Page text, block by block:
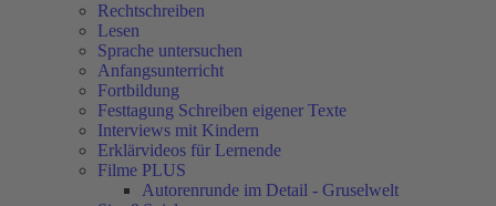
Rechtschreiben
Lesen
Sprache untersuchen
Anfangsunterricht
Fortbildung
Festtagung Schreiben eigener Texte
Interviews mit Kindern
Erklärvideos für Lernende
Filme PLUS
Autorenrunde im Detail - Gruselwelt